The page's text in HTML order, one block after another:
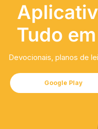
Tudo
Devocionais, planos de
Google Play